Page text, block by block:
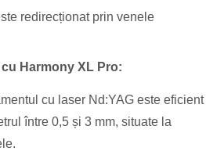
redirecționat prin venele
Harmony XL Pro:
cu laser Nd:YAG este eficient
între 0,5 și 3 mm, situate la